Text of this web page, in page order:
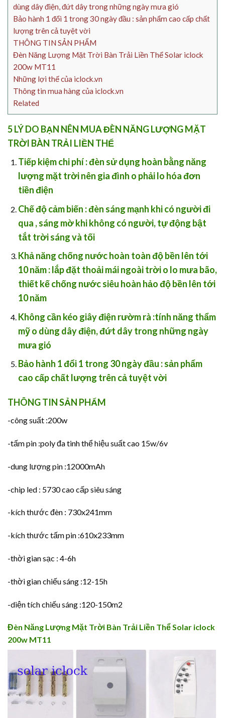
dùng dây điện, đứt dây trong những ngày mưa gió
Bảo hành 1 đổi 1 trong 30 ngày đầu : sản phẩm cao cấp chất
lượng trên cả tuyệt vời
THÔNG TIN SẢN PHẨM
Đèn Năng Lượng Mặt Trời Bàn Trải Liền Thể Solar iclock
200w MT11
Những lợi thế của iclock.vn
Thông tin mua hàng của iclock.vn
Related
5 LÝ DO BẠN NÊN MUA ĐÈN NĂNG LƯỢNG MẶT
TRỜI BÀN TRẢI LIỀN THỂ
Tiếp kiệm chi phí: đèn sử dụng hoàn bằng năng
lượng mặt trời nên gia đình o phải lo hóa đơn
tiền điện
Chế độ cảm biến : đèn sáng mạnh khi có người đi
qua , sáng mờ khi không có người, tự động bật
tắt trời sáng và tối
Khả năng chống nước hoàn toàn độ bền lên tới
10 năm :lắp đặt thoải mái ngoài trời o lo mưa bão,
thiết kế chống nước siêu hoàn hảo độ bền lên tới
10 năm
Không cần kéo giây điện rườm rà :tính năng thẩm
mỹ o dùng dây điện, đứt dây trong những ngày
mưa gió
Bảo hành 1 đổi 1 trong 30 ngày đầu : sản phẩm
cao cấp chất lượng trên cả tuyệt vời
THÔNG TIN SẢN PHẨM
-công suất :200w
-tấm pin :poly đa tinh thể hiệu suất cao 15w/6v
-dung lượng pin :12000mAh
-chip led : 5730 cao cấp siêu sáng
-kích thước đèn : 730x241mm
-kích thước tấm pin :610x233mm
-thời gian sạc : 4-6h
-thời gian chiếu sáng :12-15h
-diện tích chiếu sáng :120-150m2
Đèn Năng Lượng Mặt Trời Bàn Trải Liền Thể Solar iclock
200w MT11